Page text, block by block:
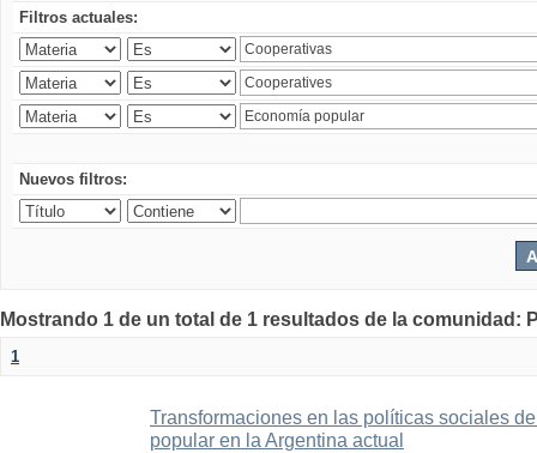
Filtros actuales:
Nuevos filtros:
Mostrando 1 de un total de 1 resultados de la
1
Transformaciones en las políticas sociales
popular en la Argentina actual